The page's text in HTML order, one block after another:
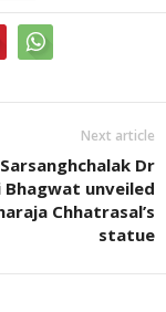
Next article
Sarsanghchalak Dr
Bhagwat unveiled
Chhatrasal’s
statue